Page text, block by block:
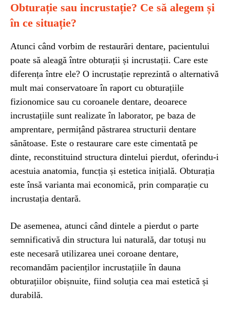
Obturație sau incrustație? Ce să alegem și
în ce situație?
Atunci când vorbim de restaurări dentare, pacientului
poate să aleagă între obturații și incrustații. Care este
diferența între ele? O incrustație reprezintă o alternativă
mult mai conservatoare în raport cu obturațiile
fizionomice sau cu coroanele dentare, deoarece
incrustațiile sunt realizate în laborator, pe baza de
amprentare, permițând păstrarea structurii dentare
sănătoase. Este o restaurare care este cimentată pe
dinte, reconstituind structura dintelui pierdut, oferindu-i
acestuia anatomia, funcția și estetica inițială. Obturația
este însă varianta mai economică, prin comparație cu
incrustația dentară.
De asemenea, atunci când dintele a pierdut o parte
semnificativă din structura lui naturală, dar totuși nu
este necesară utilizarea unei coroane dentare,
recomandăm pacienților incrustațiile în dauna
obturațiilor obișnuite, fiind soluția cea mai estetică și
durabilă.